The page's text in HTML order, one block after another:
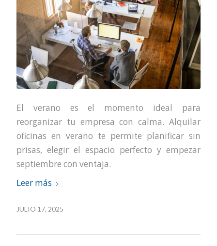
El verano es el momento ideal para
reorganizar tu empresa con calma. Alquilar
oficinas en verano te permite planificar sin
prisas, elegir el espacio perfecto y empezar
septiembre con ventaja.
Leer más
JULIO 17, 2025